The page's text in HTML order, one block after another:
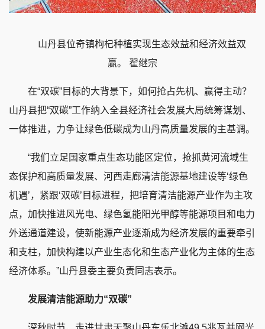
山丹县位奇镇枸杞种植实现生态效益和经济效益双
赢。 翟继宗
在“双碳”目标的大背景下，如何抢占先机、赢得主动？
山丹县把“双碳”工作纳入全县经济社会发展大局统筹谋划、
一体推进，力争让绿色低碳成为山丹高质量发展的主基调。
“我们立足国家重点生态功能区定位，抢抓黄河流域生
态保护和高质量发展、河西走廊清洁能源基地建设等‘绿色
机遇’，紧跟‘双碳’目标进程，把培育清洁能源产业作为主攻
点，加快推进风光电、绿色氢能阳光甲醇等能源项目和电力
外送通道建设，使新能源产业逐渐成为经济发展的重要牵引
和支柱，加快构建以产业生态化和生态产业化为主体的生态
经济体系。”山丹县委主要负责同志表示。
发展清洁能源助力“双碳”